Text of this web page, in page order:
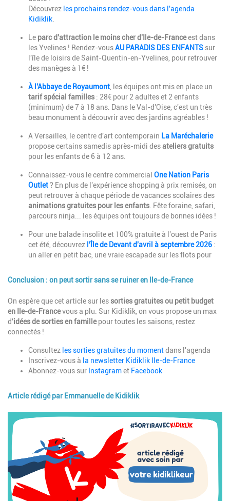
Découvrez les prochains rendez-vous dans l'agenda
Kidiklik
Le parc d'attraction le moins cher d'Ile-de-Franceest dans
les Yvelines ! Rendez-vousAU PARADIS DES ENFANTS sur
l'île de loisirs de Saint-Quentin-en-Yvelines, pour retrouver
des manèges à 1€ !
À l'Abbaye de Royaumont , les équipes ont mis en place un
tarif spécial familles : 28€ pour 2 adultes et 2 enfants
(minimum) de 7 à 18 ans. Dans le Val-d'Oise, c'est un très
beau monument à découvrir avec des jardins agréables !
A Versailles, le centre d'art contemporain La Maréchalerie
propose certains samedis après-midi desateliers gratuits
pour les enfants de 6 à 12 ans.
Connaissez-vous le centre commercial One Nation Paris
Outlet? En plus de l'expérience shopping à prix remisés, on
peut retrouver à chaque période de vacances scolaires des
animations gratuites pour les enfants . Fête foraine, safari,
parcours ninja... les équipes ont toujours de bonnes idées !
Pour une balade insolite et 100% gratuite à l'ouest de Paris
cet été, découvrez l'Île de Devant d'avril à septembre 2026 :
un aller en petit bac, une vraie escapade sur les flots pour
Conclusion : on peut sortir sans se ruiner en Ile-de-France
Description
On espère que cet article sur lessorties gratuites ou petit budget
en Ile-de-Francevous a plu. Sur Kidiklik, on vous propose un max
d'idées de sorties en famillepour toutes les saisons, restez
connectés !
Consultez les sorties gratuites du momentdans l'agenda
Inscrivez-vous à la newsletter Kidiklik Ile-de-France
Abonnez-vous sur Instagramet Facebook
Article rédigé par Emmanuelle de Kidiklik